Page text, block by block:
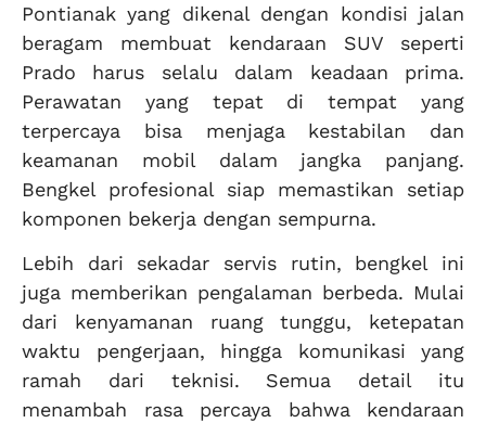
Pontianak yang dikenal dengan kondisi jalan
beragam membuat kendaraan SUV seperti
Prado harus selalu dalam keadaan prima.
Perawatan yang tepat di tempat yang
terpercaya bisa menjaga kestabilan dan
keamanan mobil dalam jangka panjang.
Bengkel profesional siap memastikan setiap
komponen bekerja dengan sempurna.
Lebih dari sekadar servis rutin, bengkel ini
juga memberikan pengalaman berbeda. Mulai
dari kenyamanan ruang tunggu, ketepatan
waktu pengerjaan, hingga komunikasi yang
ramah dari teknisi. Semua detail itu
menambah rasa percaya bahwa kendaraan